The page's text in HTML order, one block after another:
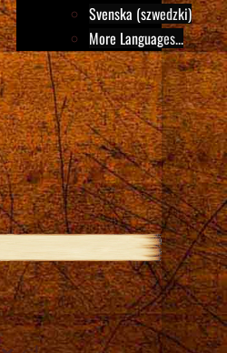
Svenska (szwedzki)
More Languages...